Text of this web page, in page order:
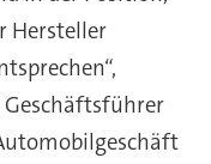
Hersteller